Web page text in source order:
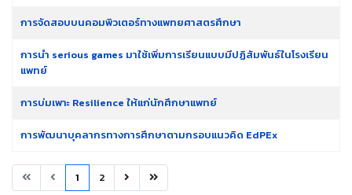
การจัดสอบบนคอมพิวเตอร์ทางแพทยศาสตรศึกษา
การนำ serious games มาใช้เพิ่มการเรียนแบบมีปฏิสัมพันธ์ในโรงเรียน
แพทย์
การบ่มเพาะ Resilience ให้แก่นักศึกษาแพทย์
การพัฒนาบุคลากรทางการศึกษาตามกรอบแนวคิด EdPEx
1 2